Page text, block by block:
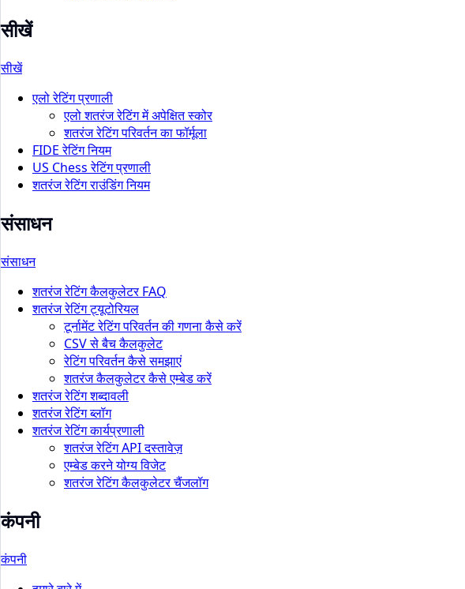
सीखें
सीखें
एलो रेटिंग प्रणाली
एलो शतरंज रेटिंग में अपेक्षित स्कोर
शतरंज रेटिंग परिवर्तन का फॉर्मूला
FIDE रेटिंग नियम
US Chess रेटिंग प्रणाली
शतरंज रेटिंग राउंडिंग नियम
संसाधन
संसाधन
शतरंज रेटिंग कैलकुलेटर FAQ
शतरंज रेटिंग ट्यूटोरियल
टूर्नामेंट रेटिंग परिवर्तन की गणना कैसे करें
CSV से बैच कैलकुलेट
रेटिंग परिवर्तन कैसे समझाएं
शतरंज कैलकुलेटर कैसे एम्बेड करें
शतरंज रेटिंग शब्दावली
शतरंज रेटिंग ब्लॉग
शतरंज रेटिंग कार्यप्रणाली
शतरंज रेटिंग API दस्तावेज़
एम्बेड करने योग्य विजेट
शतरंज रेटिंग कैलकुलेटर चैंजलॉग
कंपनी
कंपनी